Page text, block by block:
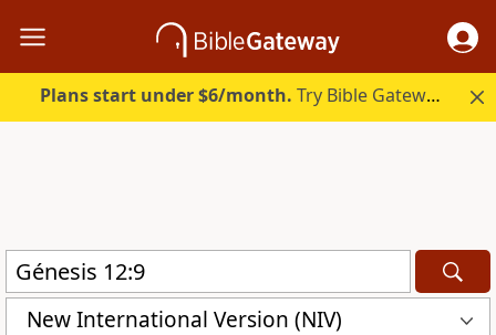
Plans start under $6/month. Try Bible Gateway Plus.
New International Version (NIV)